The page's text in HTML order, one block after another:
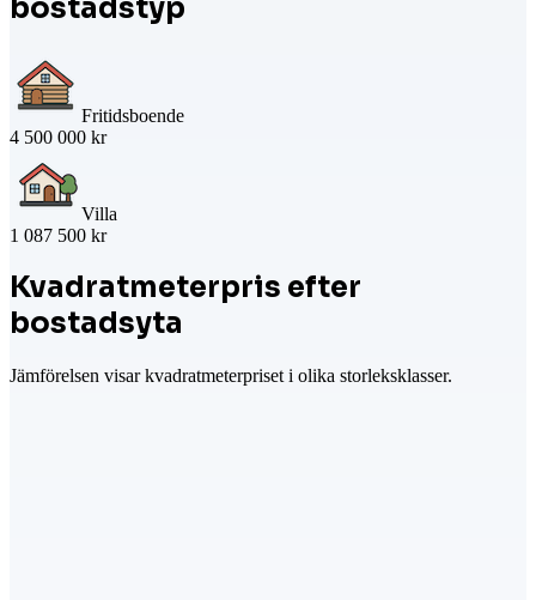
bostadstyp
Fritidsboende
4 500 000 kr
Villa
1 087 500 kr
Kvadratmeterpris efter
bostadsyta
Jämförelsen visar kvadratmeterpriset i olika storleksklasser.